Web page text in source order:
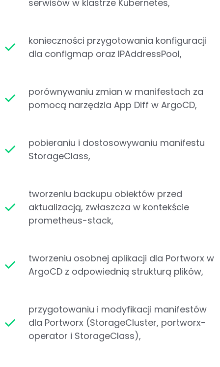
serwisów w klastrze Kubernetes,
konieczności przygotowania konfiguracji
dla configmap oraz IPAddressPool,
porównywaniu zmian w manifestach za
pomocą narzędzia App Diff w ArgoCD,
pobieraniu i dostosowywaniu manifestu
StorageClass,
tworzeniu backupu obiektów przed
aktualizacją, zwłaszcza w kontekście
prometheus-stack,
tworzeniu osobnej aplikacji dla Portworx w
ArgoCD z odpowiednią strukturą plików,
przygotowaniu i modyfikacji manifestów
dla Portworx (StorageCluster, portworx-
operator i StorageClass),